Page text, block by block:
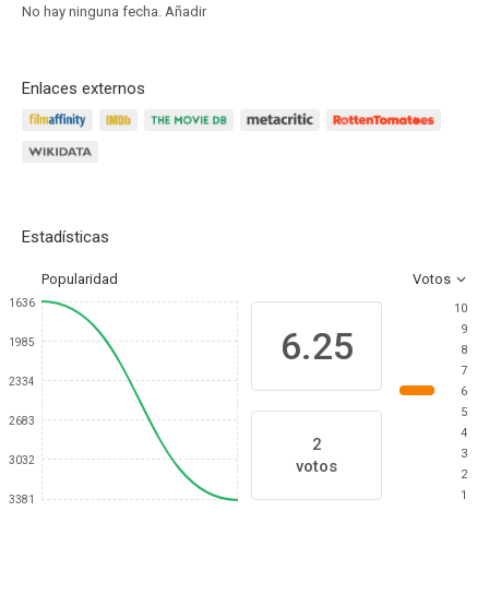
No hay ninguna fecha. Añadir
Enlaces externos
Estadísticas
Popularidad Votos
1636
1985
2334
2683
3032
3381
6.25
2
votos
10
9
8
7
6
5
4
3
2
1